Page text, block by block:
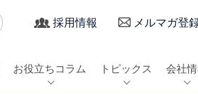
採用情報 メルマガ登
お役立ちコラム トピックス 会社